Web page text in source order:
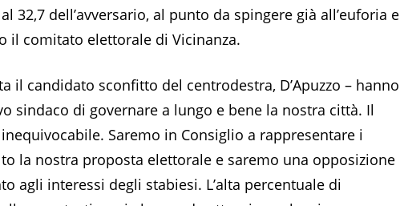
32,7 dell’avversario, al punto da spingere già all’euforia e
il comitato elettorale di Vicinanza.
il candidato sconfitto del centrodestra, D’Apuzzo – hanno
sindaco di governare a lungo e bene la nostra città. Il
Saremo in Consiglio a rappresentare i
la nostra proposta elettorale e saremo una opposizione
agli interessi degli stabiesi. L’alta percentuale di